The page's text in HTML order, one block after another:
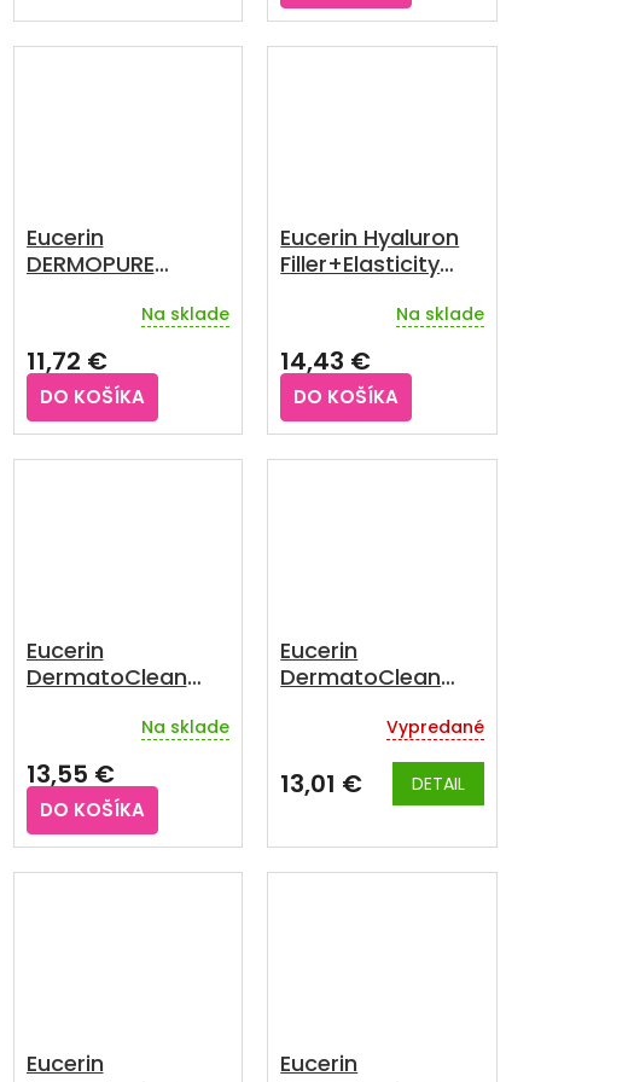
z
5
z
5
Eucerin
DERMOPURE
problematická
pleť 1x100 ml
Na sklade
11,72 €
DO KOŠÍKA
Eucerin Hyaluron
Filler+Elasticity
Na sklade
14,43 €
DO KOŠÍKA
Eucerin
DermatoClean
pleťový gél 200ml
Na sklade
13,55 €
DO KOŠÍKA
Eucerin
DermatoClean
pleťové mlieko
Vypredané
13,01 € DETAIL
Eucerin
Eucerin